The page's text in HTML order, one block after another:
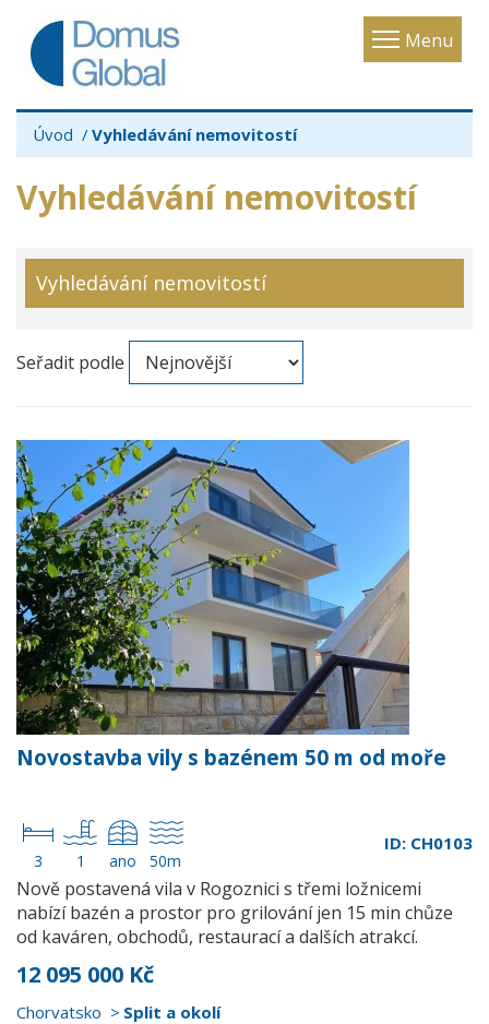
Menu
Toggle
Úvod Vyhledávání nemovitostí
Vyhledávání nemovitostí
Vyhledávání nemovitostí
Seřadit podle
Novostavba vily s bazénem 50 m od moře
3 1 ano 50m
ID: CH0103
Nově postavená vila v Rogoznici s třemi ložnicemi
nabízí bazén a prostor pro grilování jen 15 min chůze
od kaváren, obchodů, restaurací a dalších atrakcí.
12 095 000 Kč
Chorvatsko Split a okolí